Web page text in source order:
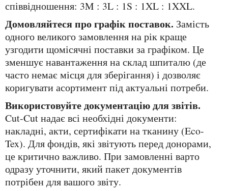
співвідношення: 3M : 3L : 1S : 1XL : 1XXL.
Домовляйтеся про графік поставок. Замість
одного великого замовлення на рік краще
узгодити щомісячні поставки за графіком. Це
зменшує навантаження на склад шпиталю (де
часто немає місця для зберігання) і дозволяє
коригувати асортимент під актуальні потреби.
Використовуйте документацію для звітів.
Cut-Cut надає всі необхідні документи:
накладні, акти, сертифікати на тканину (Eco-
Tex). Для фондів, які звітують перед донорами,
це критично важливо. При замовленні варто
одразу уточнити, який пакет документів
потрібен для вашого звіту.